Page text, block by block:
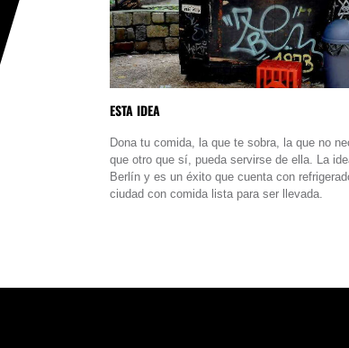
ESTA IDEA
Dona tu comida, la que te sobra, la que no
que otro que sí, pueda servirse de ella. La
Berlín y es un éxito que cuenta con
ciudad con comida lista para ser llevada.